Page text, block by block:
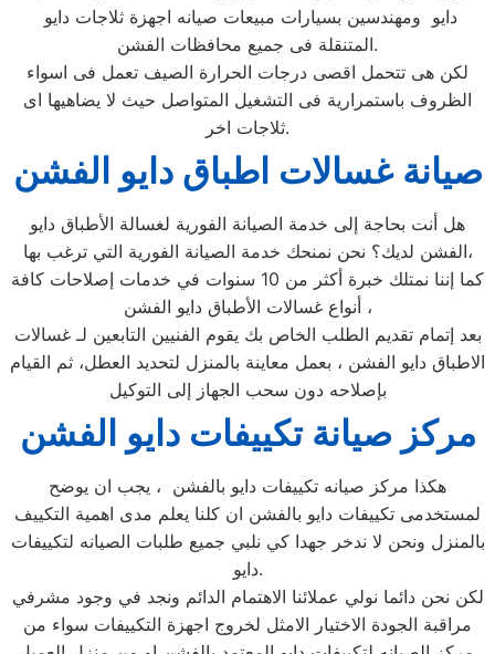
دايو ومهندسين بسيارات مبيعات صيانه اجهزة ثلاجات دايو
المتنقلة فى جميع محافظات الفشن.
لكن هى تتحمل اقصى درجات الحرارة الصيف تعمل فى اسواء
الظروف باستمرارية فى التشغيل المتواصل حيث لا يضاهيها اى
ثلاجات اخر.
صيانة غسالات اطباق دايو الفشن
هل أنت بحاجة إلى خدمة الصيانة الفورية لغسالة الأطباق دايو
الفشن لديك؟ نحن نمنحك خدمة الصيانة الفورية التي ترغب بها،
كما إننا نمتلك خبرة أكثر من 10 سنوات في خدمات إصلاحات كافة
أنواع غسالات الأطباق دايو الفشن ،
بعد إتمام تقديم الطلب الخاص بك يقوم الفنيين التابعين لـ غسالات
الاطباق دايو الفشن ، بعمل معاينة بالمنزل لتحديد العطل، ثم القيام
بإصلاحه دون سحب الجهاز إلى التوكيل
مركز صيانة تكييفات دايو الفشن
هكذا مركز صيانه تكييفات دايو بالفشن ، يجب ان يوضح
لمستخدمى تكييفات دايو بالفشن ان كلنا يعلم مدى اهمية التكييف
بالمنزل ونحن لا ندخر جهدا كي نلبي جميع طلبات الصيانه لتكييفات
دايو.
لكن نحن دائما نولي عملائنا الاهتمام الدائم ونجد في وجود مشرفي
مراقبة الجودة الاختيار الامثل لخروج اجهزة التكييفات سواء من